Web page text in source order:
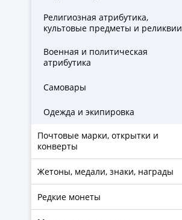
Религиозная атрибутика,
культовые предметы и реликвии
Военная и политическая
атрибутика
Самовары
Одежда и экипировка
Почтовые марки, открытки и
конверты
Жетоны, медали, знаки, награды
Редкие монеты